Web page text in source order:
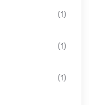
(1)
(1)
(1)